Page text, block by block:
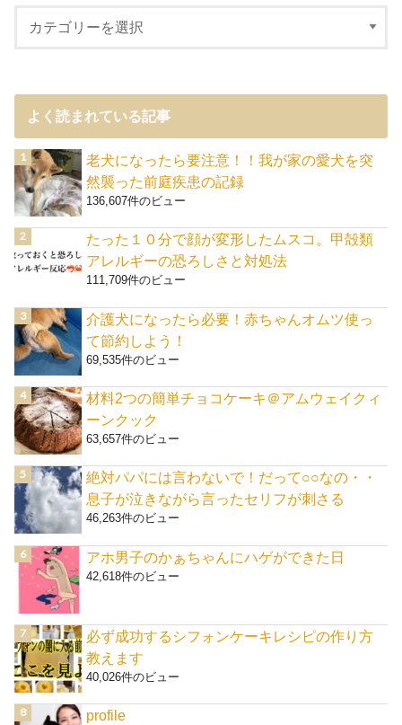
よく読まれている記事
老犬になったら要注意！！我が家の愛犬を突
然襲った前庭疾患の記録
136,607件のビュー
たった１０分で顔が変形したムスコ。甲殻類
アレルギーの恐ろしさと対処法
111,709件のビュー
介護犬になったら必要！赤ちゃんオムツ使っ
て節約しよう！
69,535件のビュー
材料2つの簡単チョコケーキ＠アムウェイクィ
ーンクック
63,657件のビュー
絶対パパには言わないで！だって○○なの・・
息子が泣きながら言ったセリフが刺さる
46,263件のビュー
アホ男子のかぁちゃんにハゲができた日
42,618件のビュー
必ず成功するシフォンケーキレシピの作り方
教えます
40,026件のビュー
profile